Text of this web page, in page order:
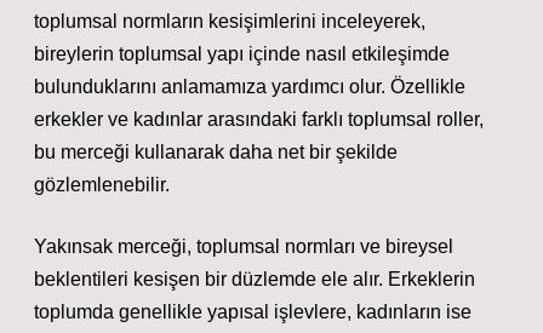
toplumsal normların kesişimlerini inceleyerek,
bireylerin toplumsal yapı içinde nasıl etkileşimde
bulunduklarını anlamamıza yardımcı olur. Özellikle
erkekler ve kadınlar arasındaki farklı toplumsal roller,
bu merceği kullanarak daha net bir şekilde
gözlemlenebilir.
Yakınsak merceği, toplumsal normları ve bireysel
beklentileri kesişen bir düzlemde ele alır. Erkeklerin
toplumda genellikle yapısal işlevlere, kadınların ise